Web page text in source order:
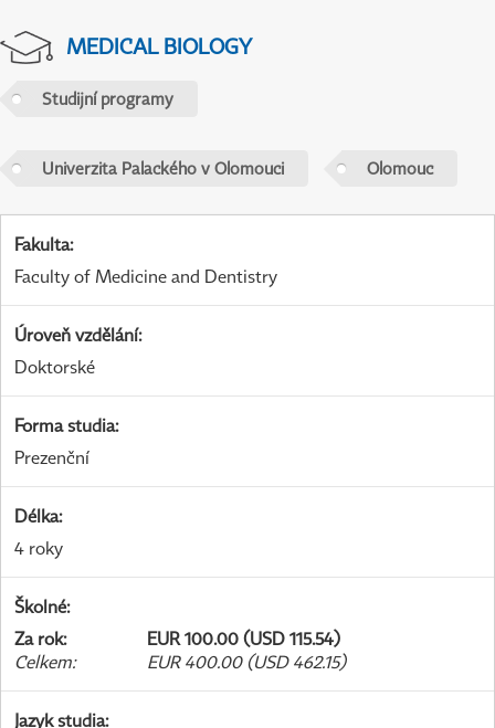
MEDICAL BIOLOGY
Studijní programy
Univerzita Palackého v Olomouci Olomouc
Fakulta:
Faculty of Medicine and Dentistry
Úroveň vzdělání:
Doktorské
Forma studia:
Prezenční
Délka:
4 roky
Školné:
Za rok:
EUR 100.00 (USD 115.54)
Celkem: EUR 400.00 (USD 462.15)
Jazyk studia: